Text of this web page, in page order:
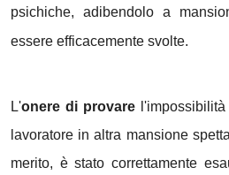
psichiche, adibendolo a
essere efficacemente svolte.
L'onere di provare
lavoratore in altra mansione
merito, è stato correttamente